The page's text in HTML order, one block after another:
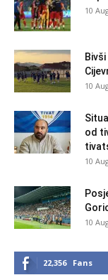
10
10
od
10
10
22,356 Fans